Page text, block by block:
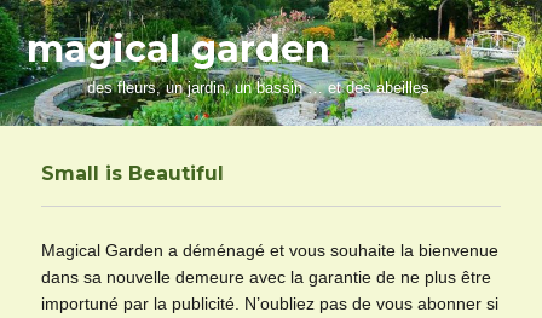
magical garden
des fleurs, un jardin, un bassin … et des abeilles
Small is Beautiful
Magical Garden a déménagé et vous souhaite la bienvenue
dans sa nouvelle demeure avec la garantie de ne plus être
importuné par la publicité. N’oubliez pas de vous abonner si